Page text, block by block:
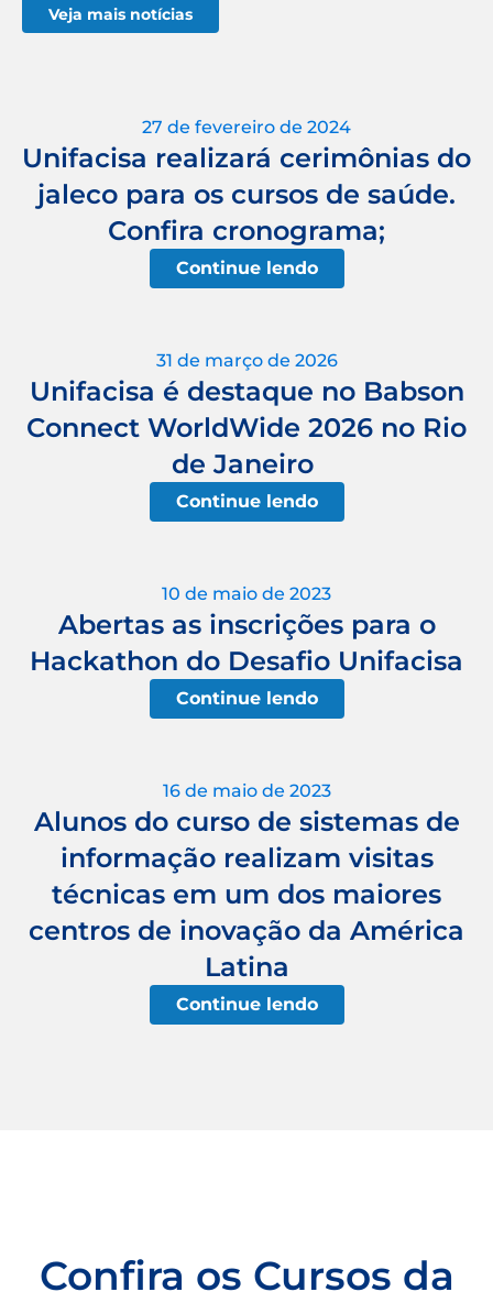
Veja mais notícias
27 de fevereiro de 2024
Unifacisa realizará cerimônias do
jaleco para os cursos de saúde.
Confira cronograma;
Continue lendo
31 de março de 2026
Unifacisa é destaque no Babson
Connect WorldWide 2026 no Rio
de Janeiro
Continue lendo
10 de maio de 2023
Abertas as inscrições para o
Hackathon do Desafio Unifacisa
Continue lendo
16 de maio de 2023
Alunos do curso de sistemas de
informação realizam visitas
técnicas em um dos maiores
centros de inovação da América
Latina
Continue lendo
Confira os Cursos da